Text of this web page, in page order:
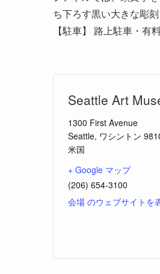
ち下ろす黒い大きな彫
【駐車】 路上駐車・有
Seattle Art
1300 First Avenue
Seattle, ワシントン
米国
+ Google マップ
(206) 654-3100
会場 のウェブサイトを